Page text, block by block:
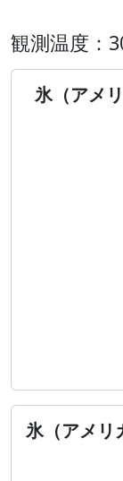
観測温度：
氷（アメ
氷（アメリ